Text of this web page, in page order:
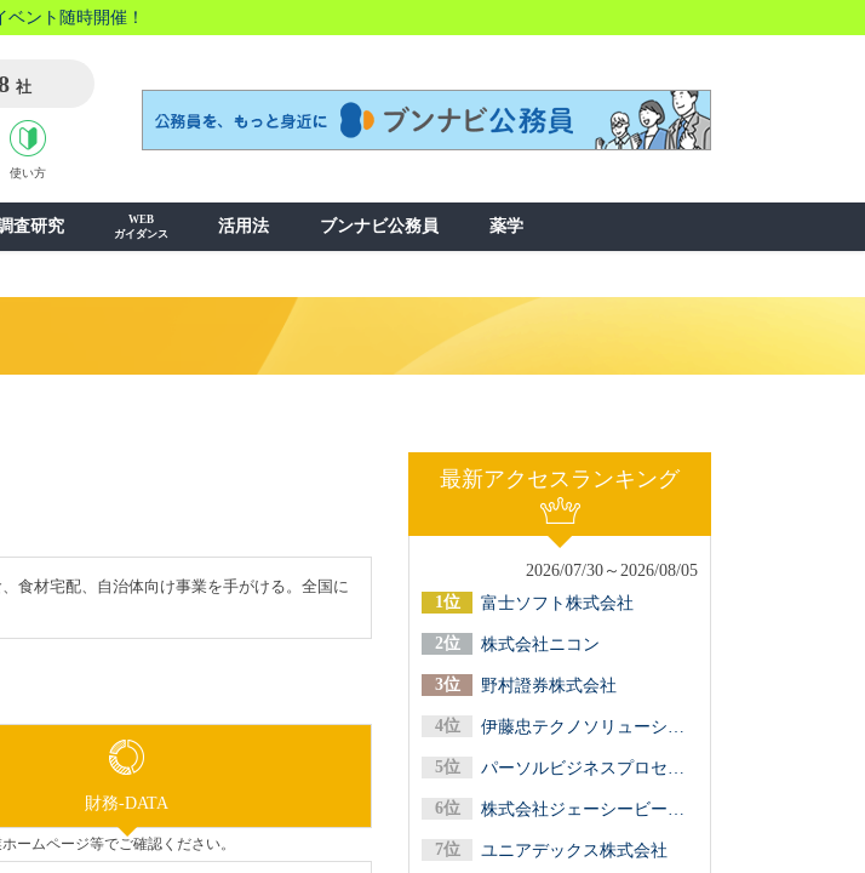
ベント随時開催！
社
使い方
査研究
WEB
ガイダンス
活用法 ブンナビ公務員 薬学
食材宅配、自治体向け事業を手がける。全国に
財務-DATA
ームページ等でご確認ください。
最新アクセスランキング
2026/07/30～2026/08/05
富士ソフト株式会社
株式会社ニコン
野村證券株式会社
伊藤忠テクノソリューションズ株式会社
パーソルビジネスプロセスデザイン株式会社
株式会社ジェーシービー（ＪＣＢ）
ユニアデックス株式会社